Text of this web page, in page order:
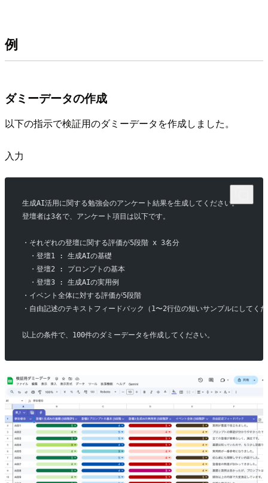
例
ダミーデータの作成
以下の指示で検証用のダミーデータを作成しました。
入力
生成AI活用に関する勉強会のアンケート結果を生成してください。
登壇者は3名で、アンケート項目は以下です。
・それぞれの登壇に関する評価が5段階 x 3名分
・登壇1 : 生成AIの基礎
・登壇2 : プロンプトの基本
・登壇3 : 生成AIの実用例
・イベント全体に対する評価が5段階
・自由記述のテキストフィードバック（1〜2行位の短いサンプルにしてく
以上の条件で、100件のダミーデータを作成してください。